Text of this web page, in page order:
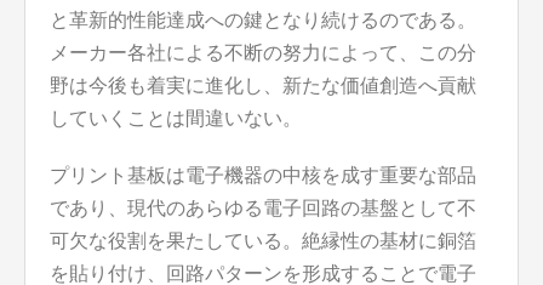
と革新的性能達成への鍵となり続けるのである。
メーカー各社による不断の努力によって、この分
野は今後も着実に進化し、新たな価値創造へ貢献
していくことは間違いない。
プリント基板は電子機器の中核を成す重要な部品
であり、現代のあらゆる電子回路の基盤として不
可欠な役割を果たしている。絶縁性の基材に銅箔
を貼り付け、回路パターンを形成することで電子